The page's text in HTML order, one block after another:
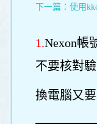
下一篇： 使用
1.Nexon帳
不要核對
換電腦又